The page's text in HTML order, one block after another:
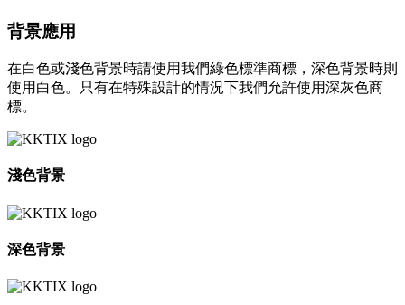
背景應用
在白色或淺色背景時請使用我們綠色標準商標，深色背景時則
使用白色。只有在特殊設計的情況下我們允許使用深灰色商
標。
淺色背景
深色背景